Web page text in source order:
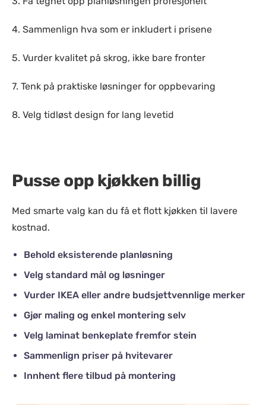
4. Sammenlign hva som er inkludert i prisene
5. Vurder kvalitet på skrog, ikke bare fronter
7. Tenk på praktiske løsninger for oppbevaring
8. Velg tidløst design for lang levetid
Pusse opp kjøkken billig
Med smarte valg kan du få et flott kjøkken til lavere
kostnad.
Behold eksisterende planløsning
Velg standard mål og løsninger
Vurder IKEA eller andre budsjettvennlige merker
Gjør maling og enkel montering selv
Velg laminat benkeplate fremfor stein
Sammenlign priser på hvitevarer
Innhent flere tilbud på montering